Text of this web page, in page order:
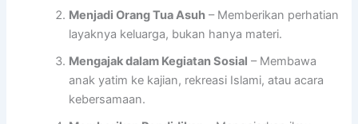
Menjadi Orang Tua Asuh – Memberikan perhatian
layaknya keluarga, bukan hanya materi.
Mengajak dalam Kegiatan Sosial – Membawa
anak yatim ke kajian, rekreasi Islami, atau acara
kebersamaan.